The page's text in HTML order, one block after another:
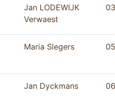
Jan LODEWIJK
Verwaest
Maria Slegers
Jan Dyckmans